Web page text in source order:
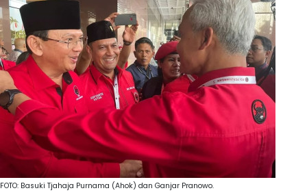
FOTO: Basuki Tjahaja Purnama (Ahok) dan Ganjar Pranowo.